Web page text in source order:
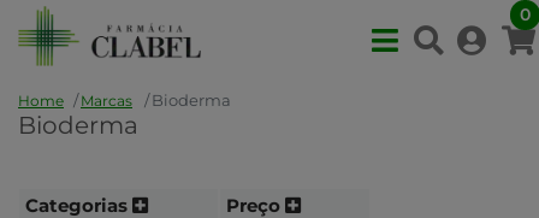
0
Home Marcas Bioderma
Bioderma
Categorias Preço